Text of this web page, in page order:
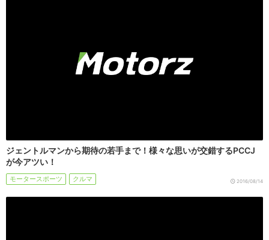
ジェントルマンから期待の若手まで！様々な思いが交錯するPCCJ
が今アツい！
モータースポーツ クルマ 2016/08/14